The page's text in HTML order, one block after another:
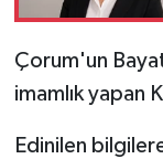
Çorum'un
imamlık yapan
Edinilen